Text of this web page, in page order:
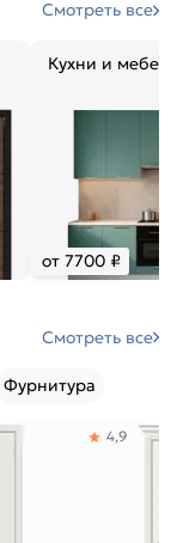
Смотреть все
Кухни и
от 7700 ₽
Смотреть все
Фурнитура
4,9